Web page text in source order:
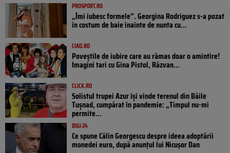
PROSPORT.RO
„Îmi iubesc formele”. Georgina Rodriguez s-a pozat
în costum de baie înainte de nunta cu...
CIAO.RO
Poveştile de iubire care au rămas doar o amintire!
Imagini tari cu Gina Pistol, Răzvan...
CLICK.RO
Solistul trupei Azur își vinde terenul din Băile
Tușnad, cumpărat în pandemie: „Timpul nu-mi
permite...
DIGI 24
Ce spune Călin Georgescu despre ideea adoptării
monedei euro, după anunțul lui Nicușor Dan